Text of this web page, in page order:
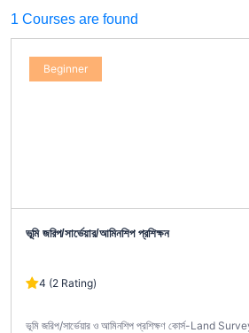
1 Courses are found
Beginner
ভূমি জরিপ/সার্ভেয়ার/আমিনশিপ প্রশিক্ষন
4 (2 Rating)
ভূমি জরিপ/সার্ভেয়ার ও আমিনশিপ প্রশিক্ষণ কোর্স-Land